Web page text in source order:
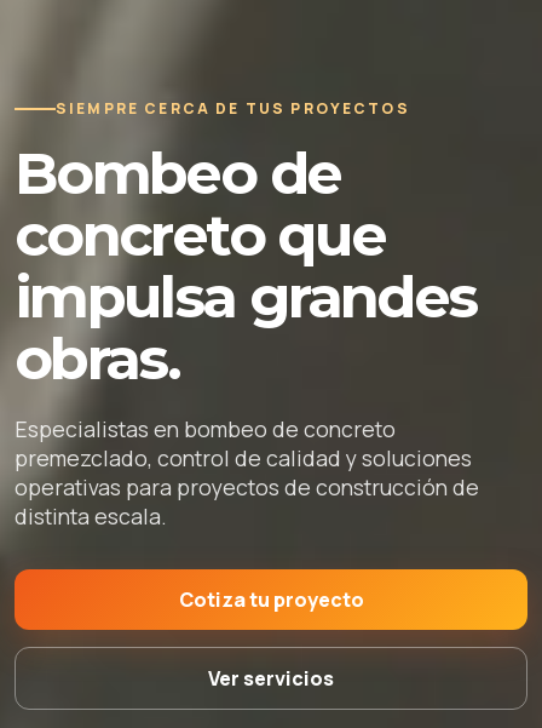
SIEMPRE CERCA DE TUS PROYECTOS
Bombeo de
concreto que
impulsa grandes
obras.
Especialistas en bombeo de concreto
premezclado, control de calidad y soluciones
operativas para proyectos de construcción de
distinta escala.
Cotiza tu proyecto
Ver servicios